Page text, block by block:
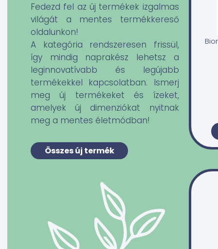
Lekvár, mogyorókrém
Olaj, ecet, zsír
Fagyasztott élelmiszer
Konzervek, savanyúságok, készételek
Fűszerek és édesítés
Csíráztatás
Bébiételek
Fedezd fel az új termékek izgalmas
világát a mentes termékkereső
oldalunkon!
A kategória rendszeresen frissül,
így mindig naprakész lehetsz a
leginnovatívabb és legújabb
termékekkel kapcsolatban. Ismerj
meg új termékeket és ízeket,
amelyek új dimenziókat nyitnak
meg a mentes életmódban!
Összes új termék